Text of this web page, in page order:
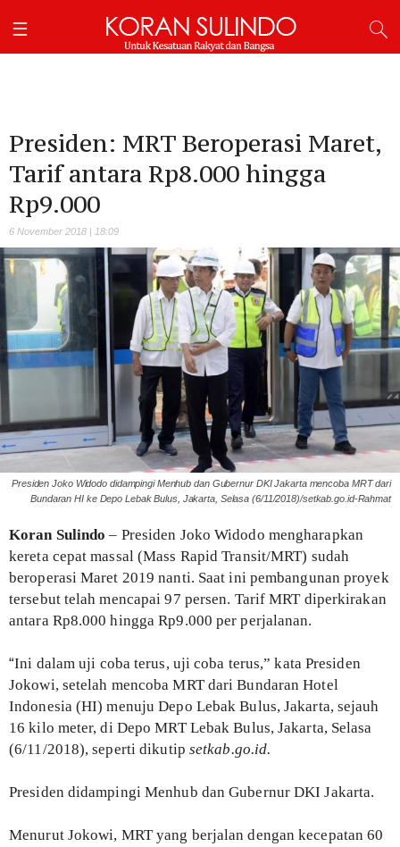
Presiden: MRT Beroperasi Maret,
Tarif antara Rp8.000 hingga
Rp9.000
6 November 2018 | 18:09
Presiden Joko Widodo didampingi Menhub dan Gubernur DKI Jakarta mencoba MRT dari
Bundaran HI ke Depo Lebak Bulus, Jakarta, Selasa (6/11/2018)/setkab.go.id-Rahmat
Koran Sulindo – Presiden Joko Widodo mengharapkan
kereta cepat massal (Mass Rapid Transit/MRT) sudah
beroperasi Maret 2019 nanti. Saat ini pembangunan proyek
tersebut telah mencapai 97 persen. Tarif MRT diperkirakan
antara Rp8.000 hingga Rp9.000 per perjalanan.
“Ini dalam uji coba terus, uji coba terus,” kata Presiden
Jokowi, setelah mencoba MRT dari Bundaran Hotel
Indonesia (HI) menuju Depo Lebak Bulus, Jakarta, sejauh
16 kilo meter, di Depo MRT Lebak Bulus, Jakarta, Selasa
(6/11/2018), seperti dikutip setkab.go.id.
Presiden didampingi Menhub dan Gubernur DKI Jakarta.
Menurut Jokowi, MRT yang berjalan dengan kecepatan 60